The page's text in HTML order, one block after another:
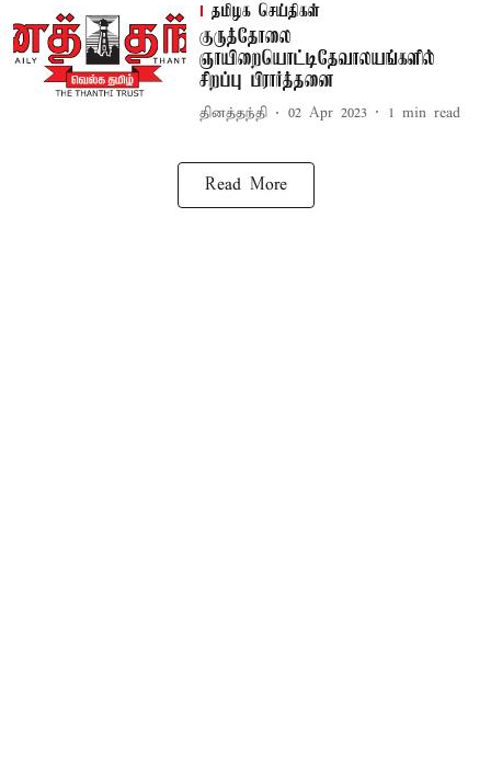
தமிழக செய்திகள்
குருத்தோலை
ஞாயிறையொட்டிதேவாலயங்களில்
சிறப்பு பிரார்த்தனை
தினத்தந்தி 02 Apr 2023 1 min read
Read More